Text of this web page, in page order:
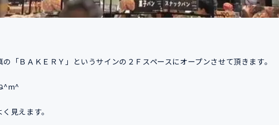
「ＢＡＫＥＲＹ」というサインの２Ｆスペースにオープンさせて頂きます。
^m^
見えます。